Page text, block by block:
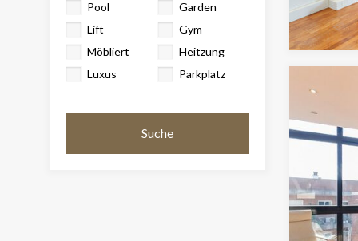
Pool
Garden
Lift
Gym
Möbliert
Heitzung
Luxus
Parkplatz
Suche